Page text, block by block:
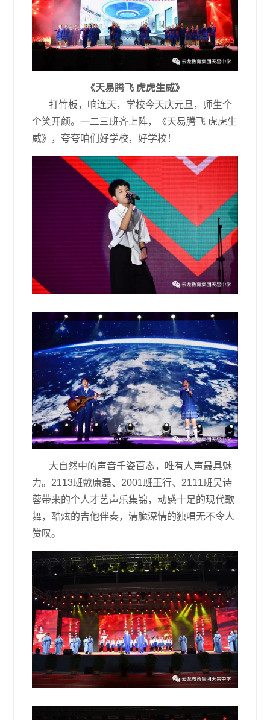
《天易腾飞 虎虎生威》
打竹板，响连天，学校今天庆元旦，师生个
个笑开颜。一二三班齐上阵，《天易腾飞 虎虎生
威》，夸夸咱们好学校，好学校！
大自然中的声音千姿百态，唯有人声最具魅
力。2113班戴康磊、2001班王行、2111班吴诗
蓉带来的个人才艺声乐集锦，动感十足的现代歌
舞，酷炫的吉他伴奏，清脆深情的独唱无不令人
赞叹。